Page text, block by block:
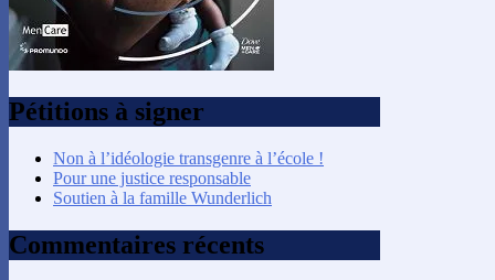
Pétitions à signer
Non à l’idéologie transgenre à l’école !
Pour une justice responsable
Soutien à la famille Wunderlich
Commentaires récents